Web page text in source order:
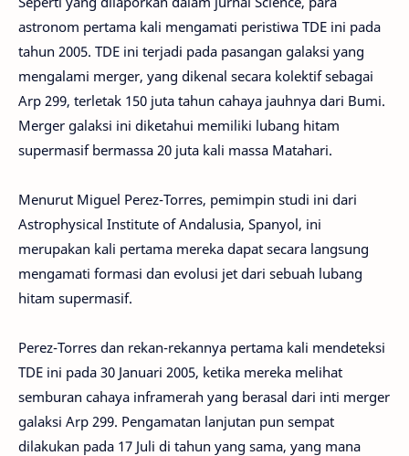
astronom pertama kali mengamati peristiwa TDE ini pada
tahun 2005. TDE ini terjadi pada pasangan galaksi yang
mengalami merger, yang dikenal secara kolektif sebagai
Arp 299, terletak 150 juta tahun cahaya jauhnya dari Bumi.
Merger galaksi ini diketahui memiliki lubang hitam
supermasif bermassa 20 juta kali massa Matahari.
Menurut Miguel Perez-Torres, pemimpin studi ini dari
Astrophysical Institute of Andalusia, Spanyol, ini
merupakan kali pertama mereka dapat secara langsung
mengamati formasi dan evolusi jet dari sebuah lubang
hitam supermasif.
Perez-Torres dan rekan-rekannya pertama kali mendeteksi
TDE ini pada 30 Januari 2005, ketika mereka melihat
semburan cahaya inframerah yang berasal dari inti merger
galaksi Arp 299. Pengamatan lanjutan pun sempat
dilakukan pada 17 Juli di tahun yang sama, yang mana